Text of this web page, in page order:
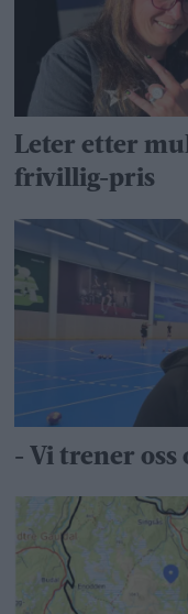
Leter etter
frivillig-pris
- Vi trener